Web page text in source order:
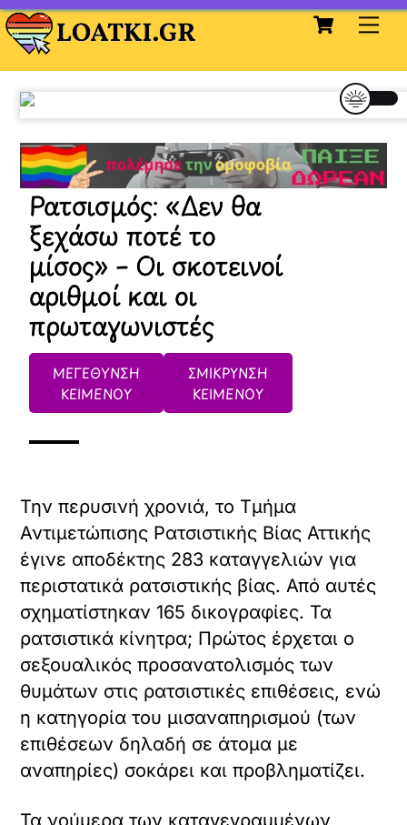
Skip
to
content
Cart
Ρατσισμός: «Δεν θα
ξεχάσω ποτέ το
μίσος» – Οι σκοτεινοί
αριθμοί και οι
πρωταγωνιστές
ΜΕΓΕΘΥΝΣΗ
ΚΕΙΜΕΝΟΥ
ΣΜΙΚΡΥΝΣΗ
ΚΕΙΜΕΝΟΥ
Την περυσινή χρονιά, το Τμήμα
Αντιμετώπισης Ρατσιστικής Βίας Αττικής
έγινε αποδέκτης 283 καταγγελιών για
περιστατικά ρατσιστικής βίας. Από αυτές
σχηματίστηκαν 165 δικογραφίες. Τα
ρατσιστικά κίνητρα; Πρώτος έρχεται ο
σεξουαλικός προσανατολισμός των
θυμάτων στις ρατσιστικές επιθέσεις, ενώ
η κατηγορία του μισαναπηρισμού (των
επιθέσεων δηλαδή σε άτομα με
αναπηρίες) σοκάρει και προβληματίζει.
Τα νούμερα των καταγεγραμμένων